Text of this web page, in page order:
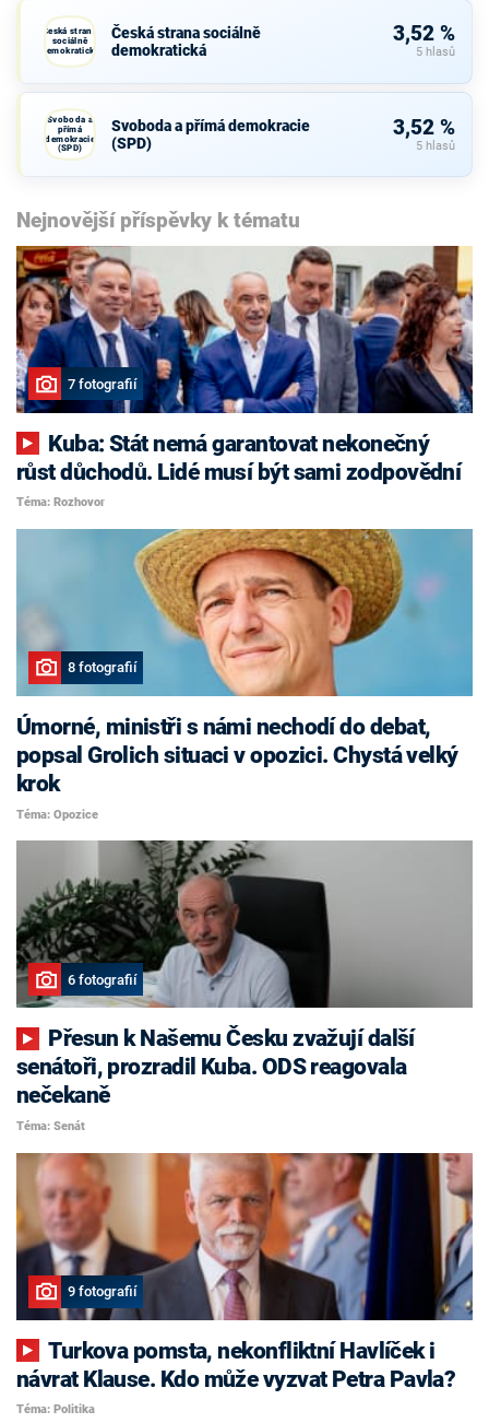
Česká strana
sociálně
demokratická
Česká strana sociálně
demokratická
3,52 %
5 hlasů
Svoboda a
přímá
demokracie
(SPD)
Svoboda a přímá demokracie
(SPD)
3,52 %
5 hlasů
Nejnovější příspěvky k tématu
7 fotografií
růst důchodů. Lidé musí být sami zodpovědní
Téma: Rozhovor
8 fotografií
Úmorné, ministři s námi nechodí do debat,
popsal Grolich situaci v opozici. Chystá velký
krok
Téma: Opozice
6 fotografií
senátoři, prozradil Kuba. ODS reagovala
nečekaně
Téma: Senát
9 fotografií
Turkova pomsta, nekonfliktní Havlíček i
návrat Klause. Kdo může vyzvat Petra Pavla?
Téma: Politika